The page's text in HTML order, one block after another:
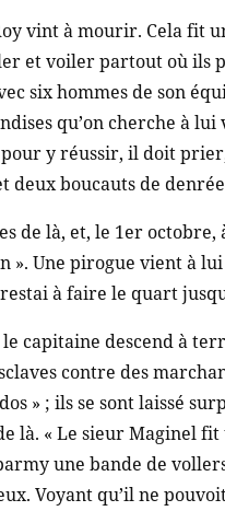
vint à mourir. Cela fit
et voiler partout où ils
six hommes de son
qu’on cherche à
y réussir, il doit
deux boucauts de
de là, et, le 1er
Une pirogue vient à
à faire le quart
capitaine descend à
contre des
» ; ils se sont laissé
là. « Le sieur Maginel
une bande de
Voyant qu’il ne